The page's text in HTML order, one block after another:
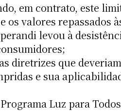
em contrato, este
os valores repassados
levou à
diretrizes que
e sua
Luz para Todos